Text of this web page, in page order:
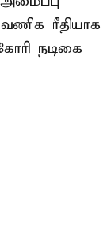
ரீதியாக
நடிகை